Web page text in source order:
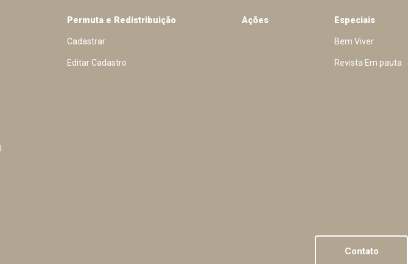
Permuta e Redistribuição
Cadastrar
Editar Cadastro
Ações Especiais
Bem Viver
Revista Em pauta
Contato